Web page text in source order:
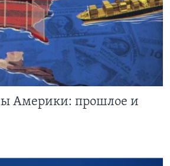
Америки: прошлое и